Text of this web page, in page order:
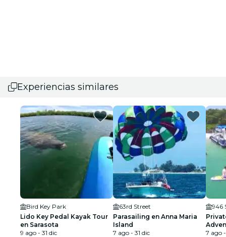
Experiencias similares
Bird Key Park
Lido Key Pedal Kayak Tour
en Sarasota
9 ago - 31 dic
63rd Street
Parasailing en Anna Maria
Island
7 ago - 31 dic
946
de
7 ago